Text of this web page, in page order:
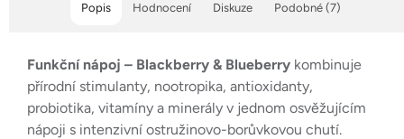
Popis Podobné (7)
Hodnocení Diskuze
Funkční nápoj – Blackberry & Blueberry kombinuje
přírodní stimulanty, nootropika, antioxidanty,
probiotika, vitamíny a minerály v jednom osvěžujícím
nápoji s intenzivní ostružinovo-borůvkovou chutí.